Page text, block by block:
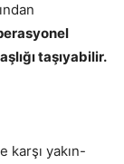
taşıyabilir.
karşı yakın-